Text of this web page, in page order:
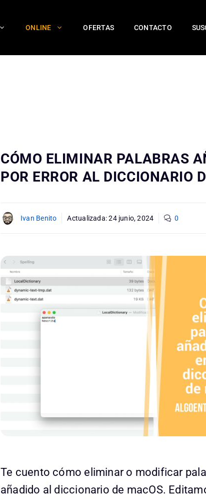
ONLINE OFERTAS CONTACTO
CÓMO ELIMINAR PALABRAS
POR ERROR AL DICCIONARIO
Ivan Benito Actualizada:24 junio, 2024 0
Te cuento cómo eliminar o modificar
añadido al diccionario de macOS.